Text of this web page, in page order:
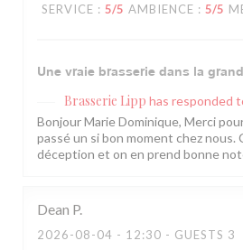
SERVICE : 5/5 AMBIENCE : 5/5
Une vraie brasserie dans la
Brasserie Lipp has responded
Bonjour Marie Dominique, Merci
passé un si bon moment chez
déception et on en prend bonne
Dean P
2026-08-04 - 12:30 - GUESTS 3